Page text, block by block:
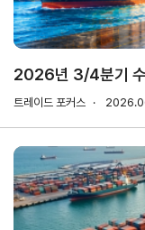
신청내
자문/
상담
내역
관심정
2026년 3/4분기 수
트레이드 포커스